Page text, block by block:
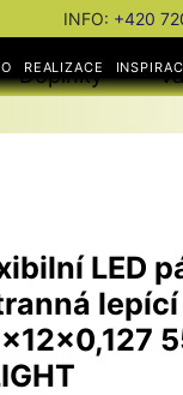
INFO: +420
REALIZACE
Doplňky
LED